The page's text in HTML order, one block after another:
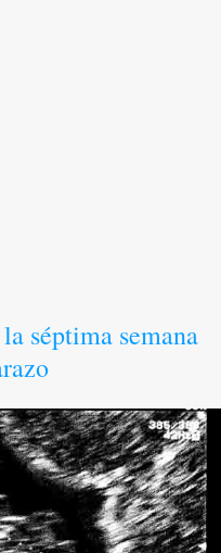
séptima semana